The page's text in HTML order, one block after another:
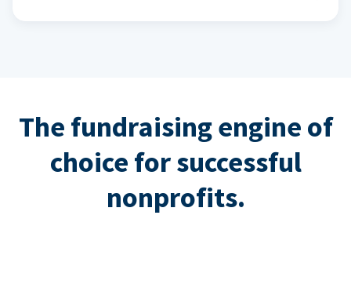
The fundraising engine of
choice for successful
nonprofits.